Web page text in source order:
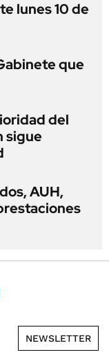
lunes 10 de
que
del
sigue
AUH,
NEWSLETTER